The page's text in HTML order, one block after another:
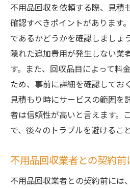
不用品回収を依頼する際、見積
確認すべきポイントがあります
であるかどうかを確認しましょ
隠れた追加費用が発生しない業
す。また、回収品目によって料
ため、事前に詳細を確認してお
見積もり時にサービスの範囲を
者は信頼性が高いと言えます。
で、後々のトラブルを避けるこ
不用品回収業者との契約前
不用品回収業者との契約前には